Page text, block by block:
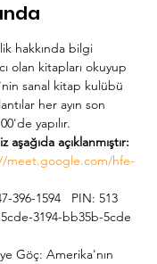
hakkında bilgi
olan kitapları okuyup
sanal kitap kulübü
her ayın son
yapılır.
aşağıda açıklanmıştır:
meet.google.com/hfe-
396-1594   PIN: 513
5cde-3194-bb35b-5cde
Göç: Amerika'nın